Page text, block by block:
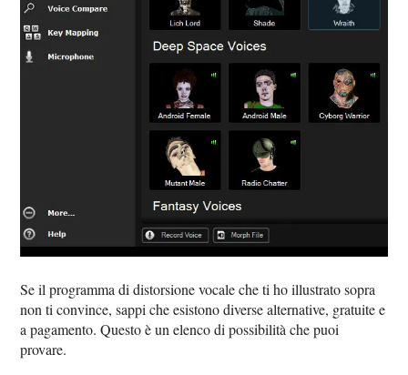
Se il programma di distorsione vocale che ti ho illustrato sopra
non ti convince, sappi che esistono diverse alternative, gratuite e
a pagamento. Questo è un elenco di possibilità che puoi
provare.